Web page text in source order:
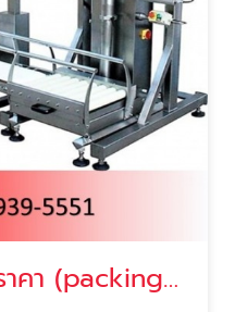
เครื่องบรรจุวัสดุ ราคา (packing machine)